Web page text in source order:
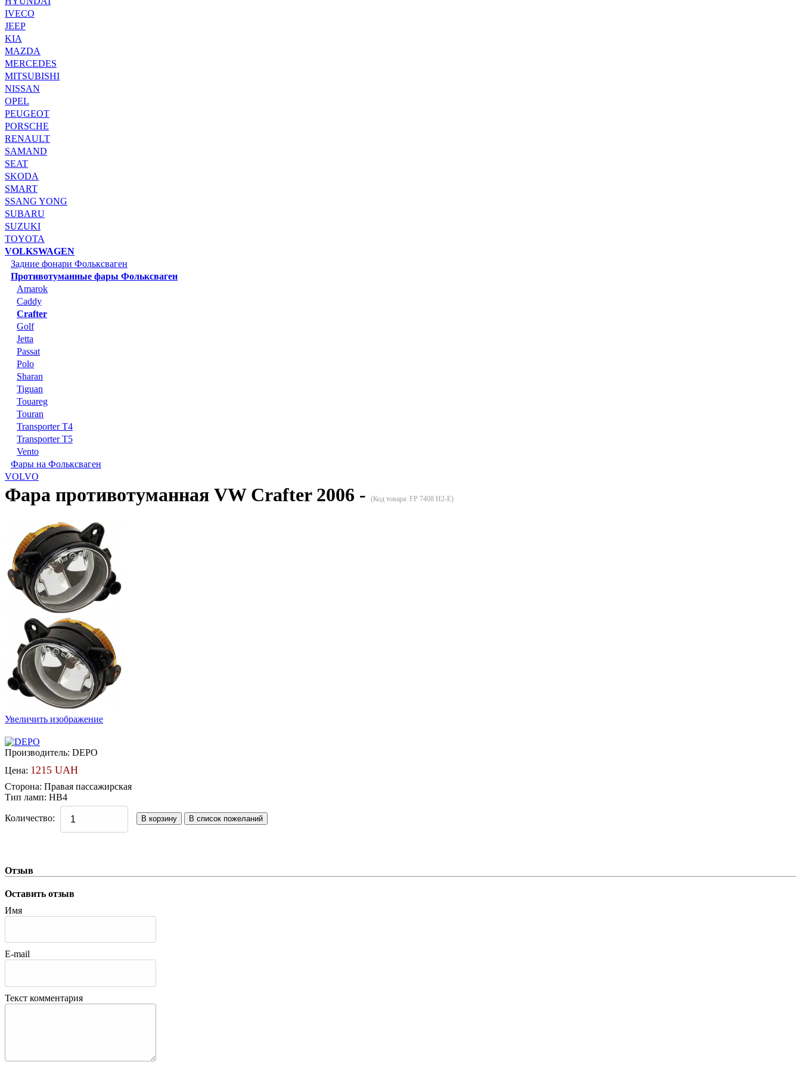
IVECO
JEEP
KIA
MAZDA
MERCEDES
MITSUBISHI
NISSAN
OPEL
PEUGEOT
PORSCHE
RENAULT
SAMAND
SEAT
SKODA
SMART
SSANG YONG
SUBARU
SUZUKI
TOYOTA
VOLKSWAGEN
Задние фонари Фольксваген
Противотуманные фары Фольксваген
Amarok
Caddy
Crafter
Golf
Jetta
Passat
Polo
Sharan
Tiguan
Touareg
Touran
Transporter T4
Transporter T5
Vento
Фары на Фольксваген
VOLVO
Фара противотуманная VW Crafter 2006 - (Код товара: FP 7408 H2-E)
Увеличить изображение
Производитель: DEPO
Цена: 1215 UAH
Сторона: Правая пассажирская
Тип ламп: HB4
Количество:
Отзыв
Оставить отзыв
Имя
E-mail
Текст комментария